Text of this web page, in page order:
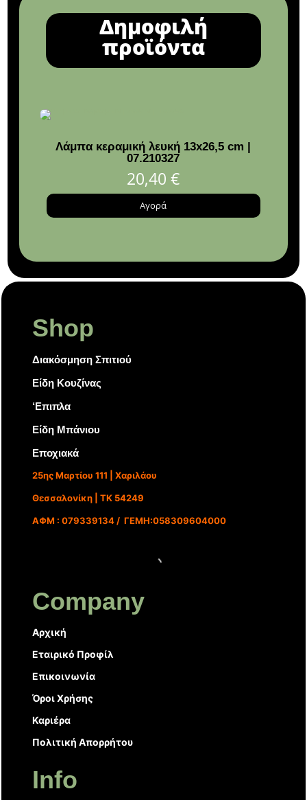
Δημοφιλή
προϊόντα
Λάμπα κεραμική λευκή 13x26,5 cm |
07.210327
20,40 €
Αγορά
Shop
Διακόσμηση Σπιτιού
Είδη Κουζίνας
‘Επιπλα
Είδη Μπάνιου
Εποχιακά
25ης Μαρτίου 111 | Χαριλάου
Θεσσαλονίκη | ΤΚ 54249
ΑΦΜ : 079339134 / ΓΕΜΗ:058309604000
Company
Αρχική
Εταιρικό Προφίλ
Επικοινωνία
Όροι Χρήσης
Καριέρα
Πολιτική Απορρήτου
Info